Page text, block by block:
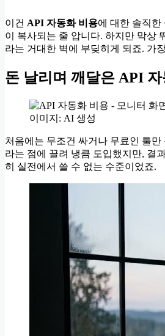
이건 API 자동화 비용에 대한 솔직한
이 복사되는 줄 압니다. 하지만 막상
라는 거대한 벽에 부딪히게 되죠. 가
돈 날리며 깨달은 API
이미지: AI 생성
처음에는 무조건 싸거나 무료인 툴
라는 점에 끌려 냉큼 도입했지만, 결
히 실전에서 쓸 수 없는 수준이었죠.